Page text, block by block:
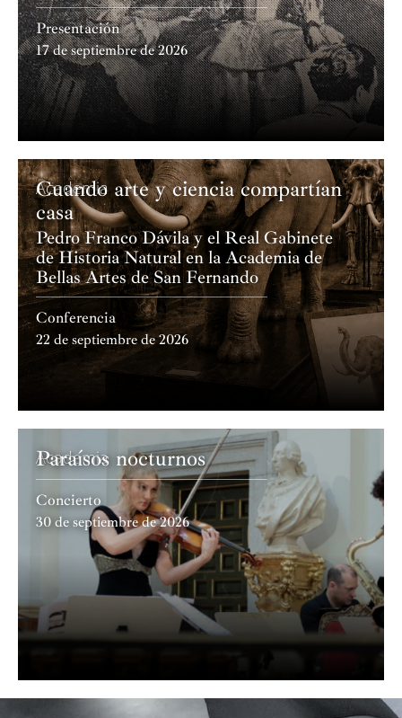
Presentación
17 de septiembre de 2026
Academia
Cuando arte y ciencia compartían
casa
Pedro Franco Dávila y el Real Gabinete
de Historia Natural en la Academia de
Bellas Artes de San Fernando
Conferencia
22 de septiembre de 2026
Academia
Paraísos nocturnos
Concierto
30 de septiembre de 2026